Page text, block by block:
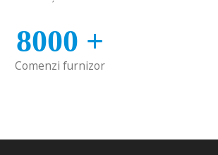
8000 +
Comenzi furnizor